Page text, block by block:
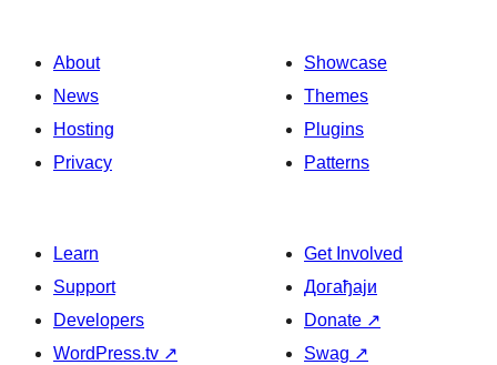
About
News
Hosting
Privacy
Showcase
Themes
Plugins
Patterns
Learn
Support
Developers
WordPress.tv ↗
Get Involved
Догађаји
Donate ↗
Swag ↗